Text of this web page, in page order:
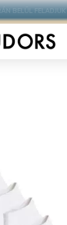
SZÁLLÍTÁS
!